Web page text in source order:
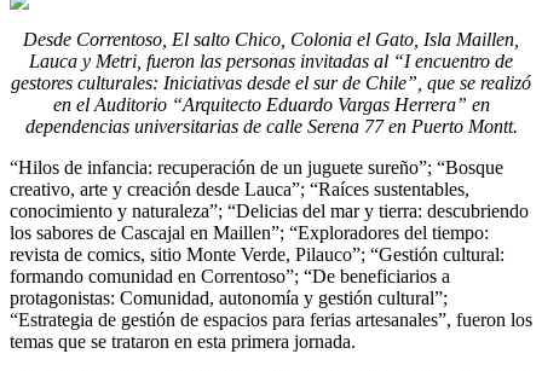
Desde Correntoso, El salto Chico, Colonia el Gato, Isla Maillen,
Lauca y Metri, fueron las personas invitadas al “I encuentro de
gestores culturales: Iniciativas desde el sur de Chile”, que se realizó
en el Auditorio “Arquitecto Eduardo Vargas Herrera” en
dependencias universitarias de calle Serena 77 en Puerto Montt.
“Hilos de infancia: recuperación de un juguete sureño”; “Bosque
creativo, arte y creación desde Lauca”; “Raíces sustentables,
conocimiento y naturaleza”; “Delicias del mar y tierra: descubriendo
los sabores de Cascajal en Maillen”; “Exploradores del tiempo:
revista de comics, sitio Monte Verde, Pilauco”; “Gestión cultural:
formando comunidad en Correntoso”; “De beneficiarios a
protagonistas: Comunidad, autonomía y gestión cultural”;
“Estrategia de gestión de espacios para ferias artesanales”, fueron los
temas que se trataron en esta primera jornada.